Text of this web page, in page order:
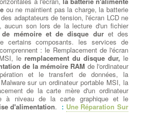
ou ne maintient pas la charge, la batterie
adaptateurs de tension, l'écran LCD ne
aucun son lors de la lecture d'un fichier
de mémoire et de disque duret des
certains composants. les services de
: le Remplacement de l'écran
le remplacement du disque dur, le
de la mémoire RAM de l'ordinateur
et le transfert de données, la
sur un ordinateur portable MSI, la
de la carte mère d'un ordinateur
niveau de la carte graphique et le
d'alimentation. : Une Réparation Sur